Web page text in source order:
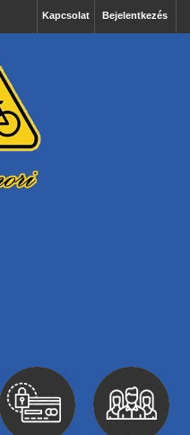
Bejelentkezés
Kapcsolat